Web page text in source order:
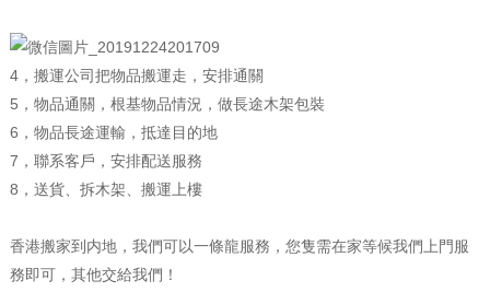
4，搬運公司把物品搬運走，安排通關
5，物品通關，根基物品情況，做長途木架包裝
6，物品長途運輸，抵達目的地
7，聯系客戶，安排配送服務
8，送貨、拆木架、搬運上樓
香港搬家到内地，我們可以一條龍服務，您隻需在家等候我們上門服
務即可，其他交給我們！